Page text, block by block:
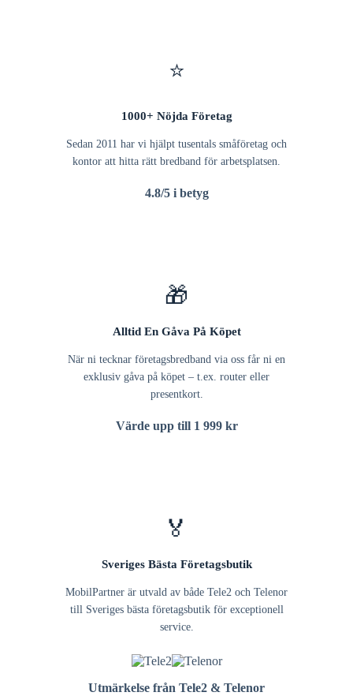
⭐
1000+ Nöjda Företag
Sedan 2011 har vi hjälpt tusentals småföretag och
kontor att hitta rätt bredband för arbetsplatsen.
4.8/5 i betyg
🎁
Alltid En Gåva På Köpet
När ni tecknar företagsbredband via oss får ni en
exklusiv gåva på köpet – t.ex. router eller
presentkort.
Värde upp till 1 999 kr
🏅
Sveriges Bästa Företagsbutik
MobilPartner är utvald av både Tele2 och Telenor
till Sveriges bästa företagsbutik för exceptionell
service.
Utmärkelse från Tele2 & Telenor